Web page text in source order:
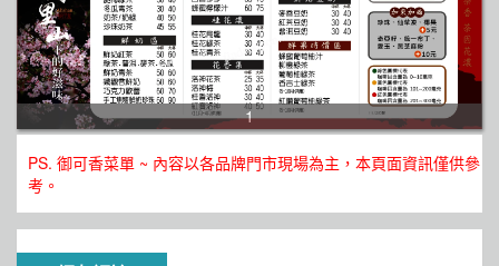
1
PS. 御可香菜單 ~ 內容以各品牌門市現場為主，本頁面資訊僅供參
考。